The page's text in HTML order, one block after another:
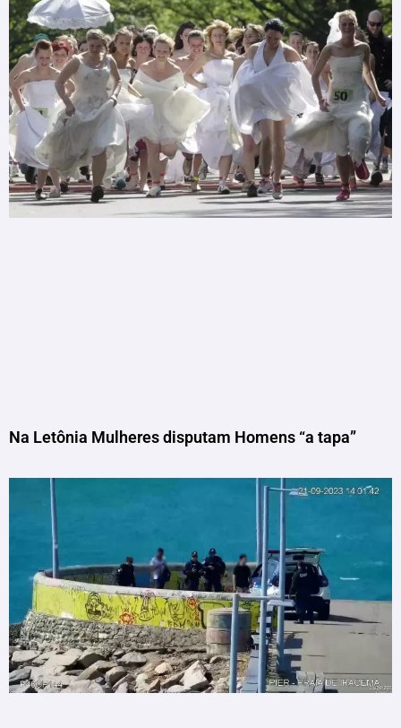
Na Letônia Mulheres disputam Homens “a tapa”